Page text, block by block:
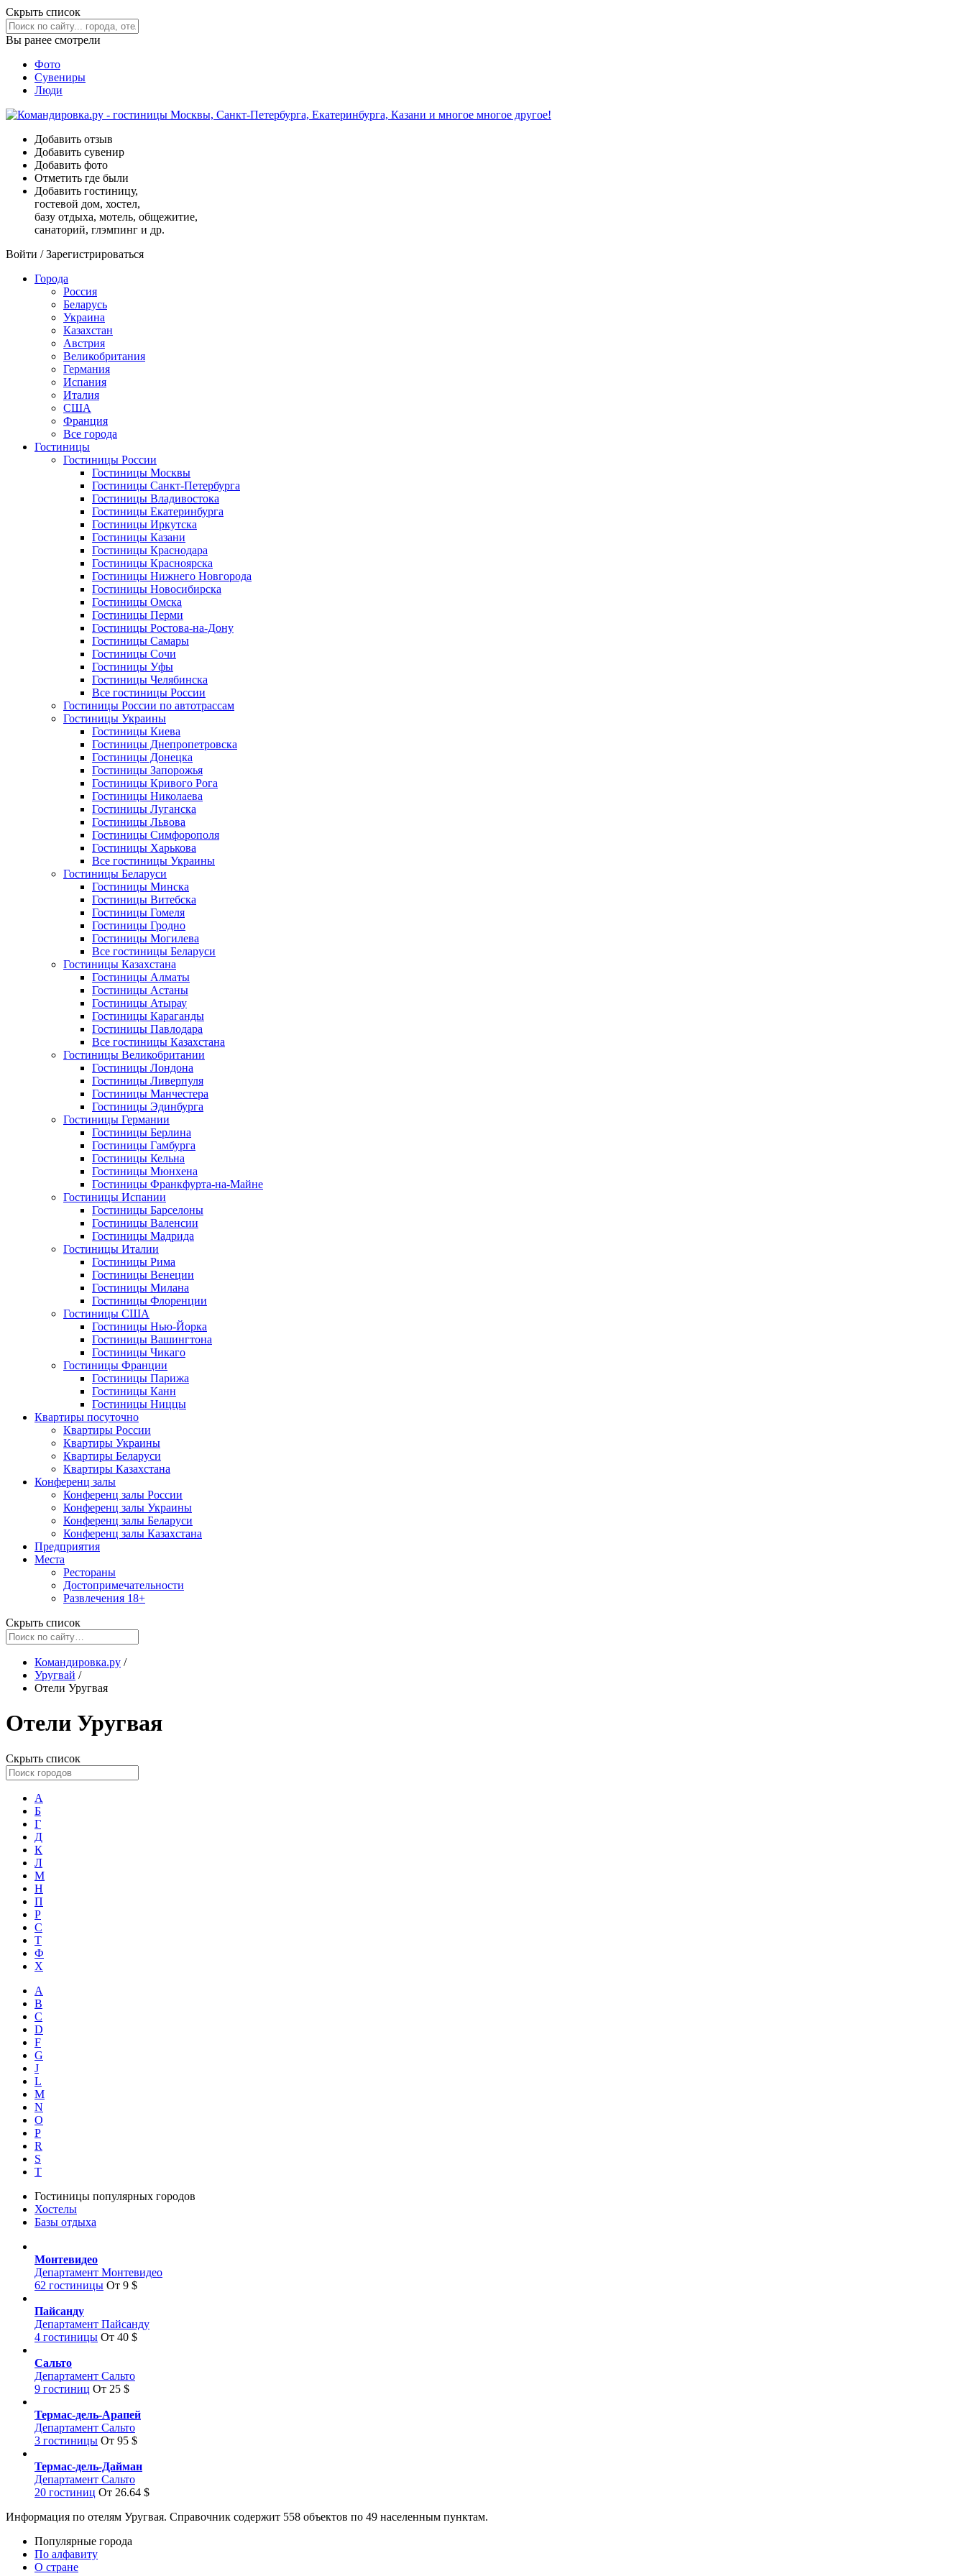
Скрыть список
Вы ранее смотрели
Фото
Сувениры
Люди
Добавить отзыв
Добавить сувенир
Добавить фото
Отметить где были
Добавить гостиницу,
гостевой дом, хостел,
базу отдыха, мотель, общежитие,
санаторий, глэмпинг и др.
Войти /Зарегистрироваться
Города
Россия
Беларусь
Украина
Казахстан
Австрия
Великобритания
Германия
Испания
Италия
США
Франция
Все города
Гостиницы
Гостиницы России
Гостиницы Mосквы
Гостиницы Санкт-Петербурга
Гостиницы Владивостока
Гостиницы Екатеринбурга
Гостиницы Иркутска
Гостиницы Казани
Гостиницы Краснодара
Гостиницы Красноярска
Гостиницы Нижнего Новгорода
Гостиницы Новосибирска
Гостиницы Омска
Гостиницы Перми
Гостиницы Ростова-на-Дону
Гостиницы Самары
Гостиницы Сочи
Гостиницы Уфы
Гостиницы Челябинска
Все гостиницы России
Гостиницы России по автотрассам
Гостиницы Украины
Гостиницы Киева
Гостиницы Днепропетровска
Гостиницы Донецка
Гостиницы Запорожья
Гостиницы Кривого Рога
Гостиницы Николаева
Гостиницы Луганска
Гостиницы Львова
Гостиницы Симфорополя
Гостиницы Харькова
Все гостиницы Украины
Гостиницы Беларуси
Гостиницы Минска
Гостиницы Витебска
Гостиницы Гомеля
Гостиницы Гродно
Гостиницы Могилева
Все гостиницы Беларуси
Гостиницы Казахстана
Гостиницы Алматы
Гостиницы Астаны
Гостиницы Атырау
Гостиницы Караганды
Гостиницы Павлодара
Все гостиницы Казахстана
Гостиницы Великобритании
Гостиницы Лондона
Гостиницы Ливерпуля
Гостиницы Манчестера
Гостиницы Эдинбурга
Гостиницы Германии
Гостиницы Берлина
Гостиницы Гамбурга
Гостиницы Кельна
Гостиницы Мюнхена
Гостиницы Франкфурта-на-Майне
Гостиницы Испании
Гостиницы Барселоны
Гостиницы Валенсии
Гостиницы Мадрида
Гостиницы Италии
Гостиницы Рима
Гостиницы Венеции
Гостиницы Милана
Гостиницы Флоренции
Гостиницы США
Гостиницы Нью-Йорка
Гостиницы Вашингтона
Гостиницы Чикаго
Гостиницы Франции
Гостиницы Парижа
Гостиницы Канн
Гостиницы Ниццы
Квартиры посуточно
Квартиры России
Квартиры Украины
Квартиры Беларуси
Квартиры Казахстана
Конференц залы
Конференц залы России
Конференц залы Украины
Конференц залы Беларуси
Конференц залы Казахстана
Предприятия
Места
Рестораны
Достопримечательности
Развлечения 18+
Скрыть список
Командировка.ру /
Уругвай /
Отели Уругвая
Отели Уругвая
Скрыть список
А
Б
Г
Д
К
Л
М
Н
П
Р
С
Т
Ф
Х
A
B
C
D
F
G
J
L
M
N
O
P
R
S
T
Гостиницы популярных городов
Хостелы
Базы отдыха
Монтевидео
Департамент Монтевидео
62 гостиницы От 9 $
Пайсанду
Департамент Пайсанду
4 гостиницы От 40 $
Сальто
Департамент Сальто
9 гостиниц От 25 $
Термас-дель-Арапей
Департамент Сальто
3 гостиницы От 95 $
Термас-дель-Дайман
Департамент Сальто
20 гостиниц От 26.64 $
Информация по отелям Уругвая. Справочник содержит 558 объектов по 49 населенным пунктам.
Популярные города
По алфавиту
О стране